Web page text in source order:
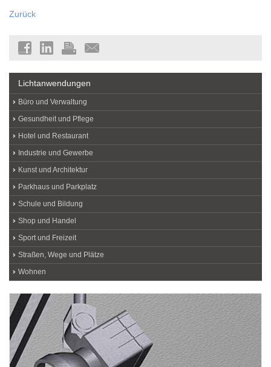
Zurück
Lichtanwendungen
Büro und Verwaltung
Gesundheit und Pflege
Hotel und Restaurant
Industrie und Gewerbe
Kunst und Architektur
Parkhaus und Parkplatz
Schule und Bildung
Shop und Handel
Sport und Freizeit
Straßen, Wege und Plätze
Wohnen